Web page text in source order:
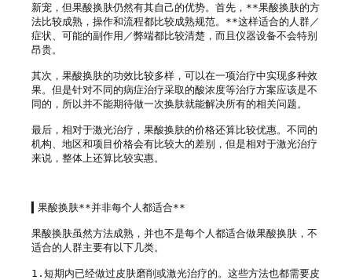
新宠，但果酸换肤仍然有其自己的优势。首先，**果酸换肤的方
法比较成熟，操作和流程都比较成熟规范。**这样适合的人群／
症状、可能的副作用／弊端都比较清楚，而且仪器设备不会特别
昂贵。
其次，果酸换肤的功效比较多样，可以在一项治疗中实现多种效
果。但是针对不同的病症治疗采取的酸浓度等治疗方案应该是不
同的，所以并不能期待做一次换肤就能解决所有的相关问题。
最后，相对于激光治疗，果酸换肤的价格还算比较优惠。不同的
机构、地区和项目价格会有比较大的差别，但是相对于激光治疗
来说，整体上还算比较实惠。
▍果酸换肤**并非每个人都适合**
果酸换肤虽然方法成熟，并也不是每个人都适合做果酸换肤，不
适合的人群主要有以下几类。
1.短期内已经做过皮肤磨削或激光治疗的。这些方法也都需要皮